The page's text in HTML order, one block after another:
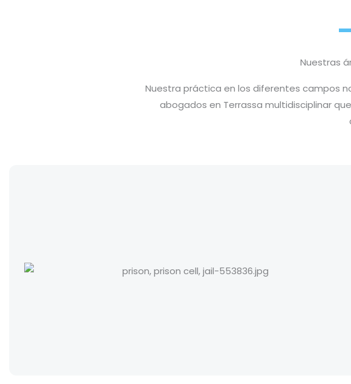
Nuestras
Nuestra práctica en los diferentes campos
abogados en Terrassa multidisciplinar